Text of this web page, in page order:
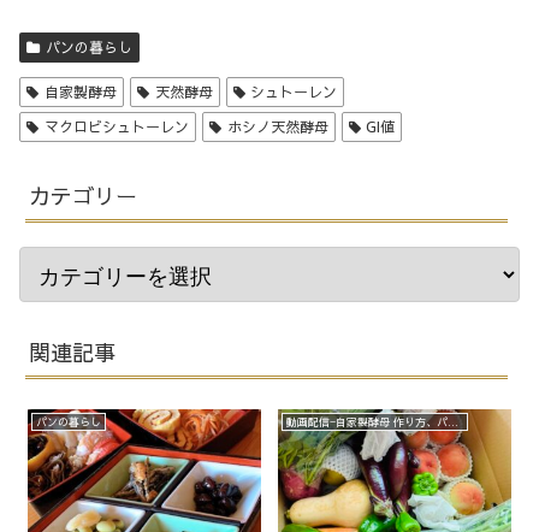
パンの暮らし
自家製酵母 天然酵母
シュトーレン
マクロビシュトーレン
ホシノ天然酵母 GI値
カテゴリー
関連記事
パンの暮らし 動画配信−自家製酵母 作り方、パン作り、オンラインパン教室（わくわくプロジェクト）